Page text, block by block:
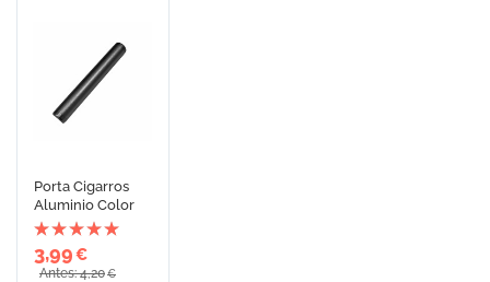
Porta Cigarros
Aluminio Color
3,99€
Antes: 4,20€